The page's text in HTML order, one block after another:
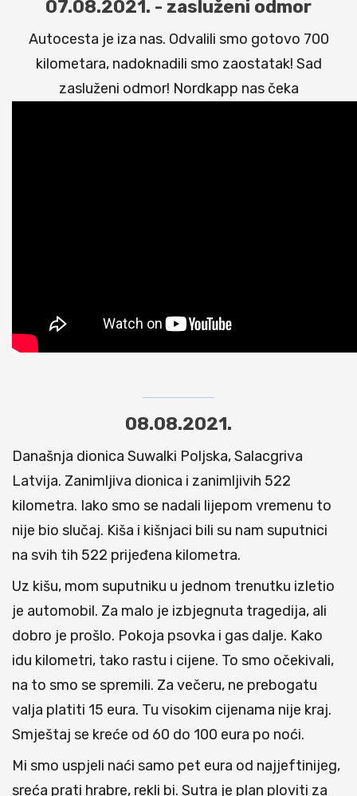
07.08.2021. - zasluženi odmor
Autocesta je iza nas. Odvalili smo gotovo 700
kilometara, nadoknadili smo zaostatak! Sad
zasluženi odmor! Nordkapp nas čeka
08.08.2021.
Današnja dionica Suwalki Poljska, Salacgriva
Latvija. Zanimljiva dionica i zanimljivih 522
kilometra. Iako smo se nadali lijepom vremenu to
nije bio slučaj. Kiša i kišnjaci bili su nam suputnici
na svih tih 522 prijeđena kilometra.
Uz kišu, mom suputniku u jednom trenutku izletio
je automobil. Za malo je izbjegnuta tragedija, ali
dobro je prošlo. Pokoja psovka i gas dalje. Kako
idu kilometri, tako rastu i cijene. To smo očekivali,
na to smo se spremili. Za večeru, ne prebogatu
valja platiti 15 eura. Tu visokim cijenama nije kraj.
Smještaj se kreće od 60 do 100 eura po noći.
Mi smo uspjeli naći samo pet eura od najjeftinijeg,
sreća prati hrabre, rekli bi. Sutra je plan ploviti za